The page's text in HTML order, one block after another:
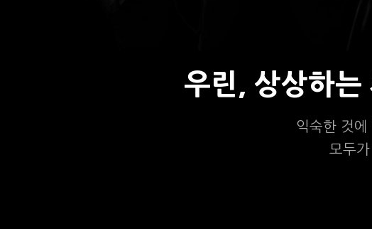
우린, 상상하는
익숙한 것에
모두가